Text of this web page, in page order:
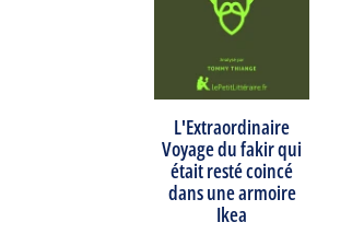
L'Extraordinaire
Voyage du fakir qui
était resté coincé
dans une armoire
Ikea